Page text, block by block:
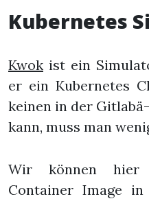
Kubernetes
Kwok ist ein
er ein Kubernetes
keinen in der
kann, muss man
Wir können
Container Image